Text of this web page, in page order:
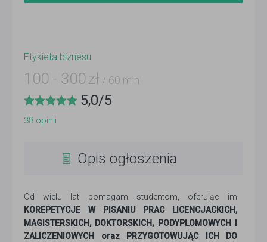
Etykieta biznesu
100 - 300 zł / 60 min
5,0/5
38 opinii
Opis ogłoszenia
Od wielu lat pomagam studentom, oferując im
KOREPETYCJE W PISANIU PRAC LICENCJACKICH,
MAGISTERSKICH, DOKTORSKICH, PODYPLOMOWYCH I
ZALICZENIOWYCH oraz PRZYGOTOWUJĄC ICH DO